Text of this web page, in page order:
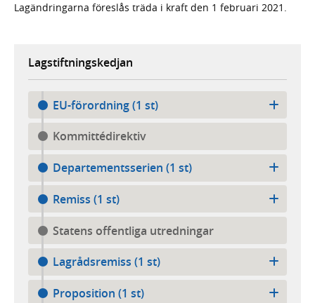
Lagändringarna föreslås träda i kraft den 1 februari 2021.
Lagstiftningskedjan
EU-förordning (1 st)
Kommittédirektiv
Departementsserien (1 st)
Remiss (1 st)
Statens offentliga utredningar
Lagrådsremiss (1 st)
Proposition (1 st)